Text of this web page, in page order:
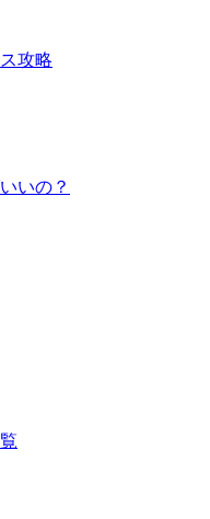
攻略
いの？